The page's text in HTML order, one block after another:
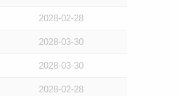
2028-02-28
2028-03-30
2028-03-30
2028-02-28